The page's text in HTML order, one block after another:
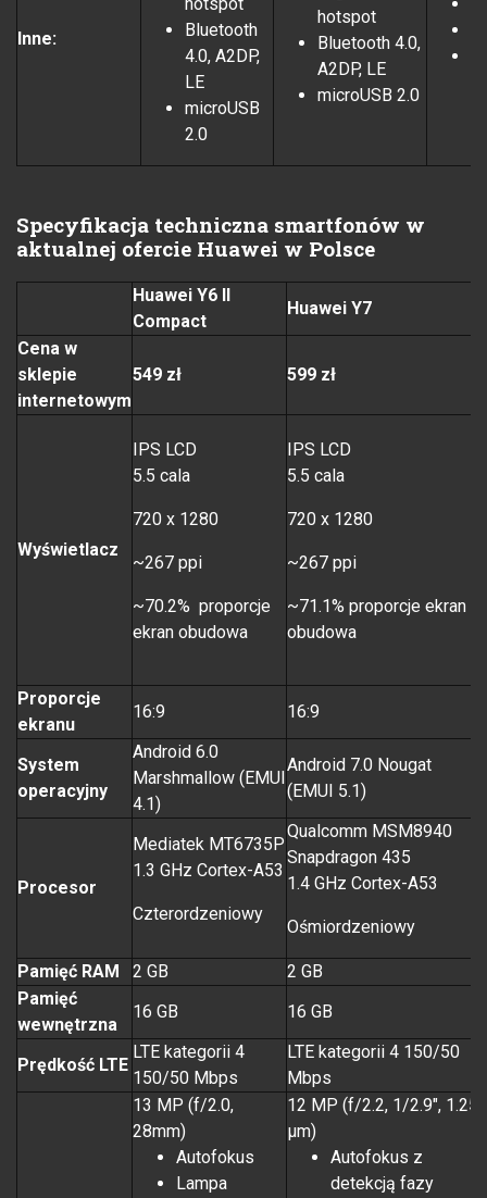
Inne:
Bluetooth
4.0, A2DP,
LE
microUSB
2.0
hotspot
Bluetooth 4.0,
A2DP, LE
microUSB 2.0
Specyfikacja techniczna smartfonów w
aktualnej ofercie Huawei w Polsce
Huawei Y6 II
Compact
Huawei Y7
Cena w
sklepie
internetowym
549 zł 599 zł
Wyświetlacz
IPS LCD
5.5 cala
720 x 1280
~267 ppi
~70.2% proporcje
ekran obudowa
IPS LCD
5.5 cala
720 x 1280
~267 ppi
~71.1% proporcje ekran
obudowa
Proporcje
ekranu
16:9 16:9
System
operacyjny
Android 6.0
Marshmallow (EMUI
4.1)
Android 7.0 Nougat
(EMUI 5.1)
Procesor
Mediatek MT6735P
1.3 GHz Cortex-A53
Czterordzeniowy
Qualcomm MSM8940
Snapdragon 435
1.4 GHz Cortex-A53
Ośmiordzeniowy
Pamięć RAM 2 GB 2 GB
Pamięć
wewnętrzna
16 GB 16 GB
Prędkość LTE
LTE kategorii 4
150/50 Mbps
LTE kategorii 4 150/50
Mbps
13 MP (f/2.0,
28mm)
Autofokus
Lampa
12 MP (f/2.2, 1/2.9", 1.25
µm)
Autofokus z
detekcją fazy